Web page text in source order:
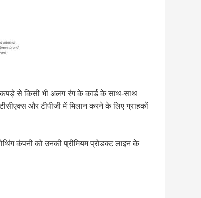
कपड़े से किसी भी अलग रंग के कार्ड के साथ-साथ
और टीपीजी में मिलान करने के लिए ग्राहकों
कंपनी को उनकी प्रीमियम प्रोडक्ट लाइन के